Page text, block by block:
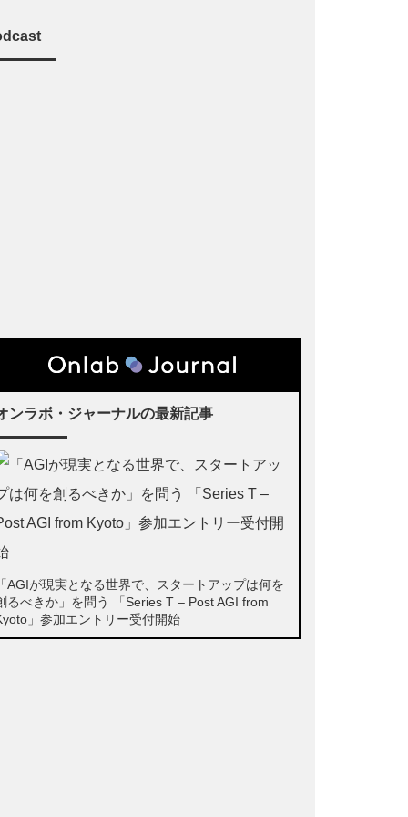
ンラボ・ジャーナルの最新記事
「AGIが現実となる世界で、スタートアップは何を
るべきか」を問う 「Series T – Post AGI from
」参加エントリー受付開始